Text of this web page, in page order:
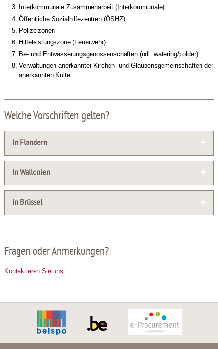
Interkommunale Zusammenarbeit (Interkommunale)
Öffentliche Sozialhilfezentren (ÖSHZ)
Polizeizonen
Hilfeleistungszone (Feuerwehr)
Be- und Entwässerungsgenossenschaften (ndl. watering/polder)
Verwaltungen anerkannter Kirchen- und Glaubensgemeinschaften der
anerkannten Kulte
Welche Vorschriften gelten?
In Flandern
In Wallonien
In Brüssel
Fragen oder Anmerkungen?
Kontaktieren Sie uns